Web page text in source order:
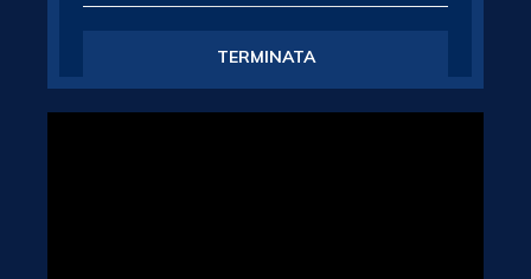
TERMINATA